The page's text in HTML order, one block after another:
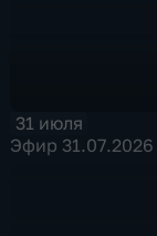
31 июля
Эфир 31.07.2026